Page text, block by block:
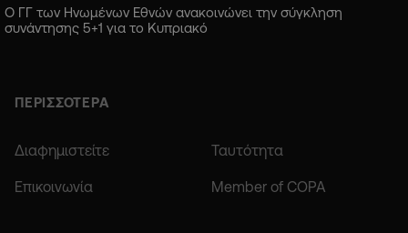
Ο ΓΓ των Ηνωμένων Εθνών ανακοινώνει την σύγκληση
συνάντησης 5+1 για το Κυπριακό
ΠΕΡΙΣΣΟΤΕΡΑ
Διαφημιστείτε Ταυτότητα
Επικοινωνία Member of COPA